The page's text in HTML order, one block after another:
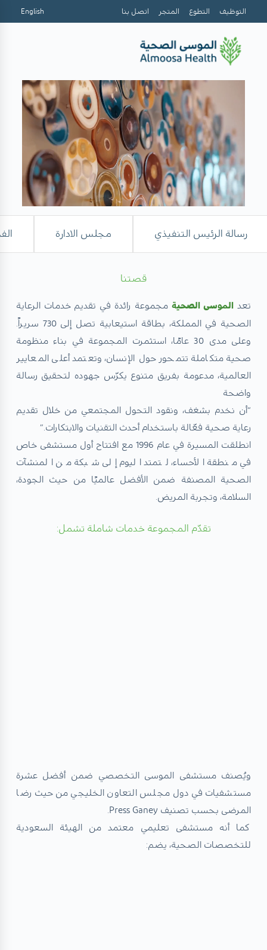
التوظيف التطوع المتجر اتصل بنا English
رسالة الرئيس التنفيذي مجلس الادارة
قصتنا
تعد الموسى الصحية مجموعة رائدة في تقديم خدمات الرعاية
الصحية في المملكة، بطاقة استيعابية تصل إلى 730 سريراً.
وعلى مدى 30 عامًا، استثمرت المجموعة في بناء منظومة
صحية متكاملة تتمحور حول الإنسان، وتعتمد أعلى المعايير
العالمية، مدعومة بفريق متنوع يكرّس جهوده لتحقيق رسالة
واضحة
“أن نخدم بشغف، ونقود التحول المجتمعي من خلال تقديم
رعاية صحية فعّالة باستخدام أحدث التقنيات والابتكارات.”
انطلقت المسيرة في عام 1996 مع افتتاح أول مستشفى خاص
في منطقة الأحساء، لتمتد اليوم إلى شبكة من المنشآت
الصحية المصنفة ضمن الأفضل عالميًا من حيث الجودة،
السلامة، وتجربة المريض.
تقدّم المجموعة خدمات شاملة تشمل:
ويُصنف مستشفى الموسى التخصصي ضمن أفضل عشرة
مستشفيات في دول مجلس التعاون الخليجي من حيث رضا
المرضى بحسب تصنيف Press Ganey.
كما أنه مستشفى تعليمي معتمد من الهيئة السعودية
للتخصصات الصحية، يضم: